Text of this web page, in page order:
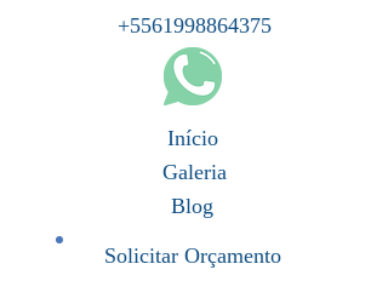
+5561998864375
Início
Galeria
Blog
Solicitar Orçamento